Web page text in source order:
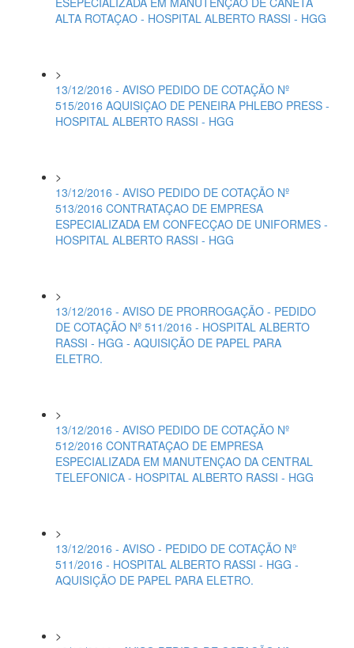
ALTA ROTAÇAO - HOSPITAL ALBERTO RASSI - HGG
>
13/12/2016 - AVISO PEDIDO DE COTAÇÃO Nº
515/2016 AQUISIÇAO DE PENEIRA PHLEBO PRESS -
HOSPITAL ALBERTO RASSI - HGG
>
13/12/2016 - AVISO PEDIDO DE COTAÇÃO Nº
513/2016 CONTRATAÇAO DE EMPRESA
ESPECIALIZADA EM CONFECÇAO DE UNIFORMES -
HOSPITAL ALBERTO RASSI - HGG
>
13/12/2016 - AVISO DE PRORROGAÇÃO - PEDIDO
DE COTAÇÃO Nº 511/2016 - HOSPITAL ALBERTO
RASSI - HGG - AQUISIÇÃO DE PAPEL PARA
ELETRO.
>
13/12/2016 - AVISO PEDIDO DE COTAÇÃO Nº
512/2016 CONTRATAÇAO DE EMPRESA
ESPECIALIZADA EM MANUTENÇAO DA CENTRAL
TELEFONICA - HOSPITAL ALBERTO RASSI - HGG
>
13/12/2016 - AVISO - PEDIDO DE COTAÇÃO Nº
511/2016 - HOSPITAL ALBERTO RASSI - HGG -
AQUISIÇÃO DE PAPEL PARA ELETRO.
>